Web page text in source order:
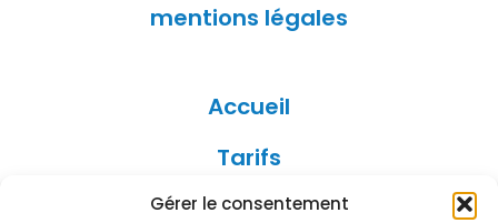
Gérer le consentement
mentions légales
Accueil
Tarifs
Le Bois